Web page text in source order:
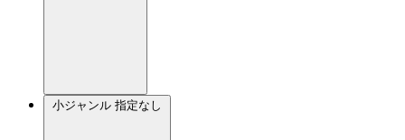
小ジャンル 指定なし